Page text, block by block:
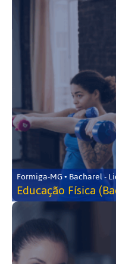
Formiga-MG • Bacharel -
Educação Física